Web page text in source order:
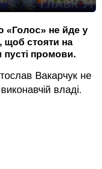
«Голос» не йде у
щоб стояти на
пусті промови.
Вакарчук не
владі.